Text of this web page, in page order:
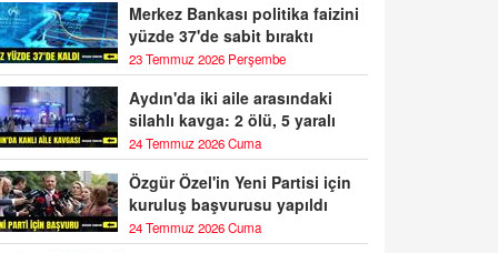
Merkez Bankası politika faizini
yüzde 37'de sabit bıraktı
23 Temmuz 2026 Perşembe
Aydın'da iki aile arasındaki
silahlı kavga: 2 ölü, 5 yaralı
24 Temmuz 2026 Cuma
Özgür Özel'in Yeni Partisi için
kuruluş başvurusu yapıldı
24 Temmuz 2026 Cuma